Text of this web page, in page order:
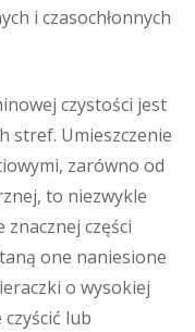
i czasochłonnych
czystości jest
stref. Umieszczenie
zarówno od
to niezwykle
części
one naniesione
o wysokiej
lub